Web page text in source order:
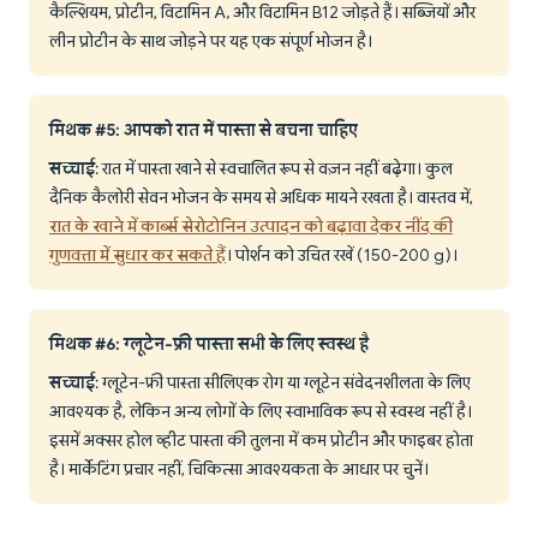
कैल्शियम, प्रोटीन, विटामिन A, और विटामिन B12 जोड़ते हैं। सब्जियों और
लीन प्रोटीन के साथ जोड़ने पर यह एक संपूर्ण भोजन है।
मिथक #5: आपको रात में पास्ता से बचना चाहिए
सच्चाई: रात में पास्ता खाने से स्वचालित रूप से वज़न नहीं बढ़ेगा। कुल
दैनिक कैलोरी सेवन भोजन के समय से अधिक मायने रखता है। वास्तव में,
रात के खाने में कार्ब्स सेरोटोनिन उत्पादन को बढ़ावा देकर नींद की
गुणवत्ता में सुधार कर सकते हैं। पोर्शन को उचित रखें (150-200 g)।
मिथक #6: ग्लूटेन-फ्री पास्ता सभी के लिए स्वस्थ है
सच्चाई: ग्लूटेन-फ्री पास्ता सीलिएक रोग या ग्लूटेन संवेदनशीलता के लिए
आवश्यक है, लेकिन अन्य लोगों के लिए स्वाभाविक रूप से स्वस्थ नहीं है।
इसमें अक्सर होल व्हीट पास्ता की तुलना में कम प्रोटीन और फाइबर होता
है। मार्केटिंग प्रचार नहीं, चिकित्सा आवश्यकता के आधार पर चुनें।